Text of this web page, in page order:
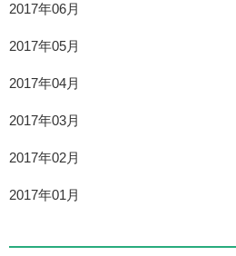
2017年06月
2017年05月
2017年04月
2017年03月
2017年02月
2017年01月